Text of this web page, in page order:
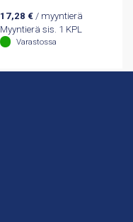
17,28 € / myyntierä
Myyntierä sis. 1 KPL
Varastossa